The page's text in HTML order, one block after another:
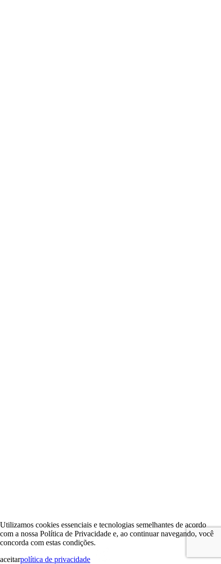
Utilizamos cookies essenciais e tecnologias semelhantes de acordo
com a nossa Política de Privacidade e, ao continuar navegando, você
concorda com estas condições.
aceitarpolítica de privacidade